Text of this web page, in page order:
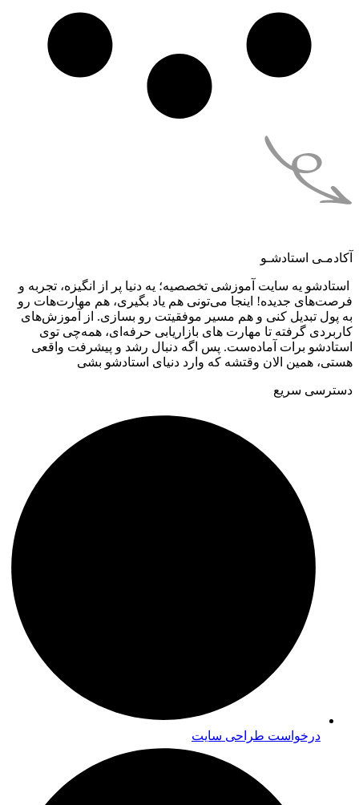
آکادمـی استادشـو
استادشو یه سایت آموزشی تخصصیه؛ یه دنیا پر از انگیزه، تجربه و
فرصت‌های جدیده! اینجا می‌تونی هم یاد بگیری، هم مهارت‌هات رو
به پول تبدیل کنی و هم مسیر موفقیتت رو بسازی. از آموزش‌های
کاربردی گرفته تا مهارت های بازاریابی حرفه‌ای، همه‌چی توی
استادشو برات آماده‌ست. پس اگه دنبال رشد و پیشرفت واقعی
هستی، همین الان وقتشه که وارد دنیای استادشو بشی
دسترسی سریع
درخواست طراحی سایت